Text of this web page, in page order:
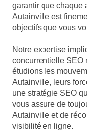
garantir que chaque
Autainville est
objectifs que vous
Notre expertise
concurrentielle SEO
étudions les
Autainville, leurs
une stratégie SEO
vous assure de
Autainville et de
visibilité en ligne.